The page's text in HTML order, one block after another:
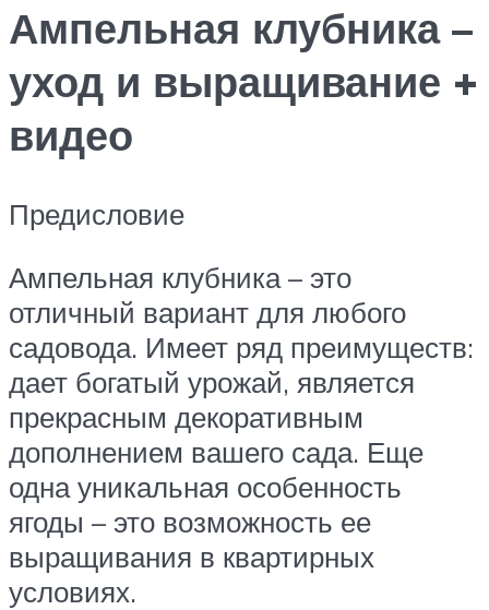
Ампельная клубника –
уход и выращивание +
видео
Предисловие
Ампельная клубника – это
отличный вариант для любого
садовода. Имеет ряд преимуществ:
дает богатый урожай, является
прекрасным декоративным
дополнением вашего сада. Еще
одна уникальная особенность
ягоды – это возможность ее
выращивания в квартирных
условиях.